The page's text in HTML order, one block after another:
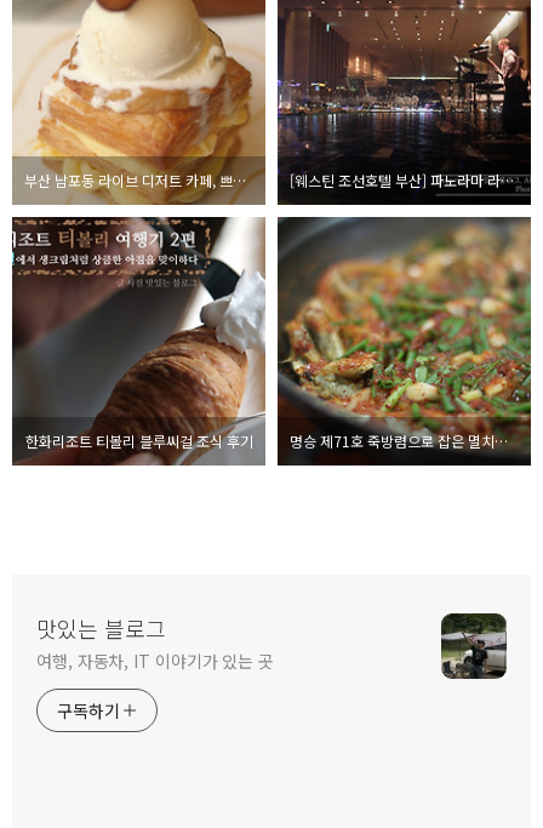
부산 남포동 라이브 디저트 카페, 쁘띠갸또 "여긴 꼭 가야해" [웨스틴 조선호텔 부산] 파노라마 라운지 최고의 야경
한화리조트 티볼리 블루씨걸 조식 후기 명승 제71호 죽방렴으로 잡은 멸치의 맛은? 일명 '죽방멸치'의 맛을 보다
맛있는 블로그
여행, 자동차, IT 이야기가 있는 곳
구독하기